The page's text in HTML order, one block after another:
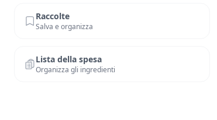
Raccolte
Salva e organizza
Lista della spesa
Organizza gli ingredienti